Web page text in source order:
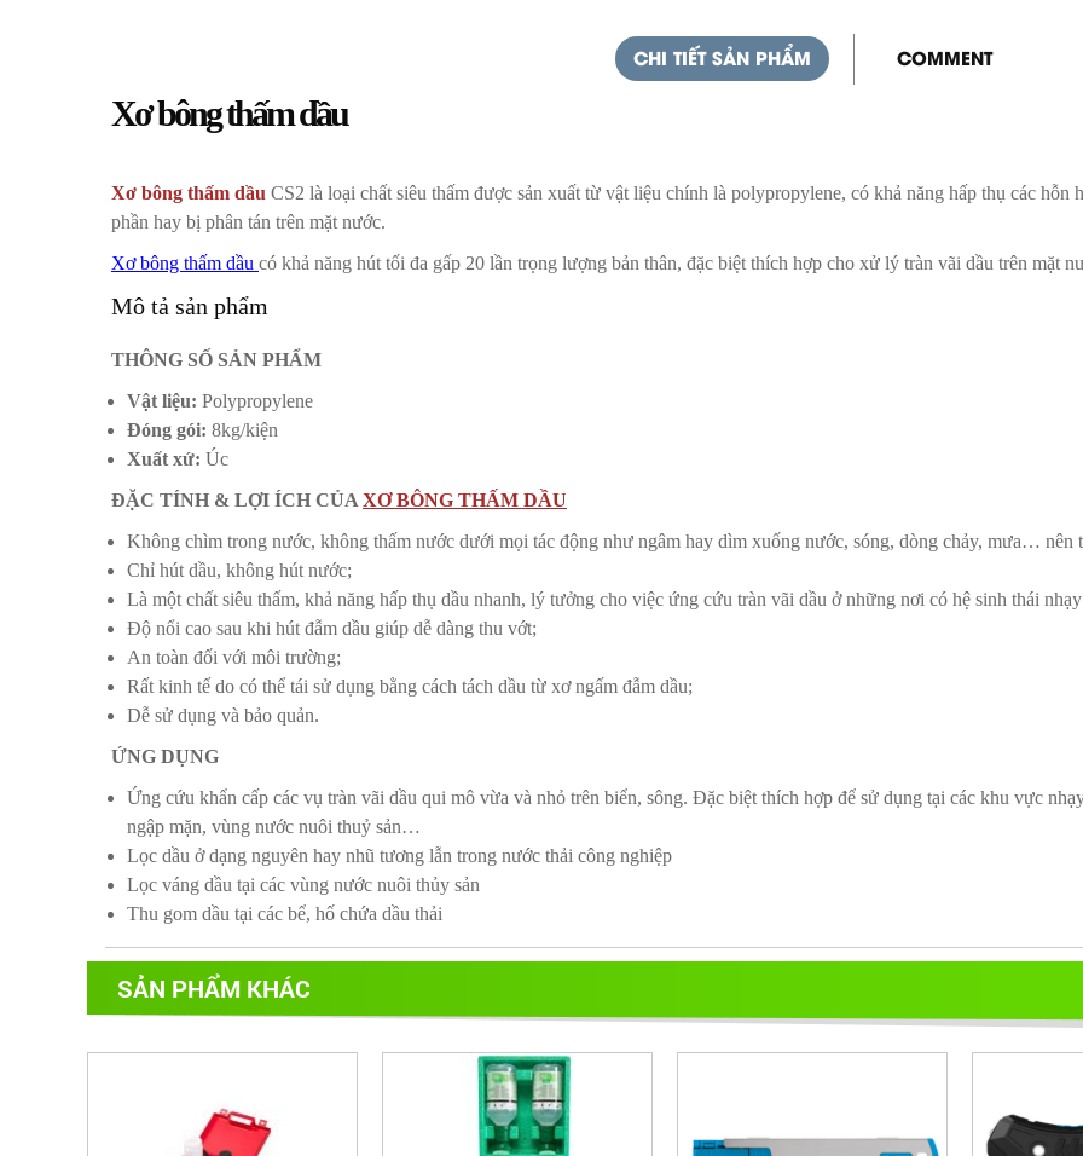
CHI TIẾT SẢN PHẨM COMMENT
Xơ bông thấm dầu
Xơ bông thấm dầu CS2 là loại chất siêu thấm được sản xuất từ vật liệu chính là polypropylene, có khả năng hấp thụ các hỗn
phần hay bị phân tán trên mặt nước.
Xơ bông thấm dầu có khả năng hút tối đa gấp 20 lần trọng lượng bản thân, đặc biệt thích hợp cho xử lý tràn vãi dầu trên mặt
Mô tả sản phẩm
THÔNG SỐ SẢN PHẨM
Vật liệu: Polypropylene
Đóng gói: 8kg/kiện
Xuất xứ: Úc
ĐẶC TÍNH & LỢI ÍCH CỦA XƠ BÔNG THẤM DẦU
Không chìm trong nước, không thấm nước dưới mọi tác động như ngâm hay dìm xuống nước, sóng, dòng chảy, mưa… nên
Chỉ hút dầu, không hút nước;
Là một chất siêu thấm, khả năng hấp thụ dầu nhanh, lý tưởng cho việc ứng cứu tràn vãi dầu ở những nơi có hệ sinh thái
Ðộ nổi cao sau khi hút đẫm dầu giúp dễ dàng thu vớt;
An toàn đối với môi trường;
Rất kinh tế do có thể tái sử dụng bằng cách tách dầu từ xơ ngấm đẫm dầu;
Dễ sử dụng và bảo quản.
ỨNG DỤNG
Ứng cứu khẩn cấp các vụ tràn vãi dầu qui mô vừa và nhỏ trên biển, sông. Ðặc biệt thích hợp để sử dụng tại các khu vực
ngập mặn, vùng nước nuôi thuỷ sản…
Lọc dầu ở dạng nguyên hay nhũ tương lẫn trong nước thải công nghiệp
Lọc váng dầu tại các vùng nước nuôi thủy sản
Thu gom dầu tại các bể, hố chứa dầu thải
SẢN PHẨM KHÁC